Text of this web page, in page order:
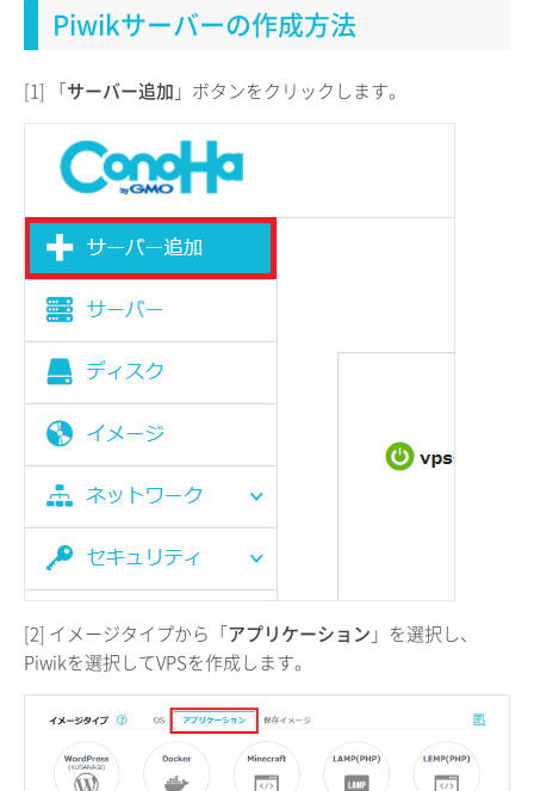
Piwikサーバーの作成方法
[1] 「サーバー追加 」ボタンをクリックします。
[2] イメージタイプから「アプリケーション 」を選択し、
Piwikを選択してVPSを作成します。